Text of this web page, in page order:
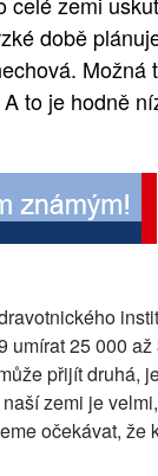
době
Možná
to je hodně
25 000
přijít druhá,
zemi je
očekávat, že